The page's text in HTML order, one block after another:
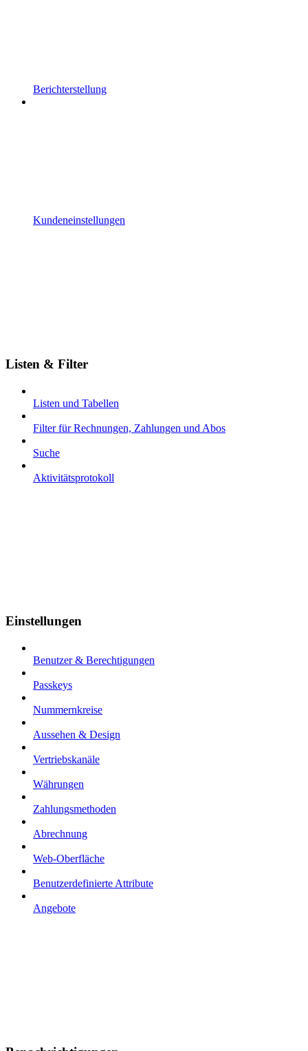
Berichterstellung
Kundeneinstellungen
Listen & Filter
Listen und Tabellen
Filter für Rechnungen, Zahlungen und Abos
Suche
Aktivitätsprotokoll
Einstellungen
Benutzer & Berechtigungen
Passkeys
Nummernkreise
Aussehen & Design
Vertriebskanäle
Währungen
Zahlungsmethoden
Abrechnung
Web-Oberfläche
Benutzerdefinierte Attribute
Angebote